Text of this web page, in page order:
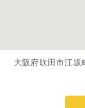
大阪府吹田市江